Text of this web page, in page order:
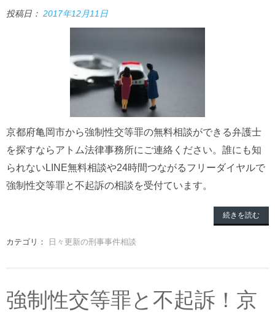
投稿日： 2017年12月11日
京都府亀岡市から強制性交等罪の無料相談ができる弁護士
を探すならアトム法律事務所にご連絡ください。誰にも知
られないLINE無料相談や24時間つながるフリーダイヤルで
強制性交等罪と不起訴の相談を受付ています。
続きを読む
カテゴリ： 日々更新の刑事事件相談
強制性交等罪と不起訴！京